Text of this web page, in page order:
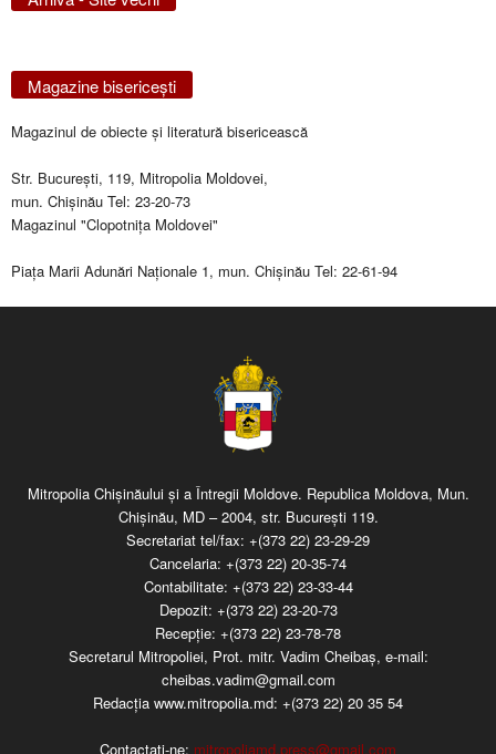
Magazine bisericeşti
Magazinul de obiecte şi literatură bisericească
Str. Bucureşti, 119, Mitropolia Moldovei,
mun. Chişinău Tel: 23-20-73
Magazinul "Clopotniţa Moldovei"
Piaţa Marii Adunări Naţionale 1, mun. Chişinău Tel: 22-61-94
Mitropolia Chişinăului şi a Întregii Moldove. Republica Moldova, Mun.
Chişinău, MD – 2004, str. Bucureşti 119.
Secretariat tel/fax: +(373 22) 23-29-29
Cancelaria: +(373 22) 20-35-74
Contabilitate: +(373 22) 23-33-44
Depozit: +(373 22) 23-20-73
Recepţie: +(373 22) 23-78-78
Secretarul Mitropoliei, Prot. mitr. Vadim Cheibaş, e-mail:
cheibas.vadim@gmail.com
Redacția www.mitropolia.md: +(373 22) 20 35 54
Contactați-ne: mitropoliamd.press@gmail.com